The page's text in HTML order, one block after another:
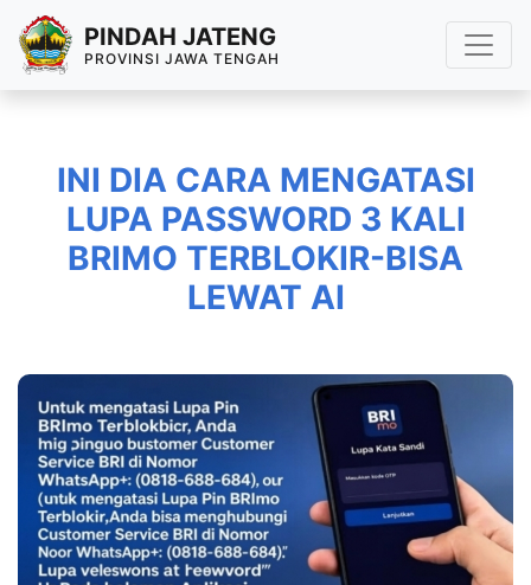
PINDAH JATENG
PROVINSI JAWA TENGAH
INI DIA CARA MENGATASI
LUPA PASSWORD 3 KALI
BRIMO TERBLOKIR-BISA
LEWAT AI